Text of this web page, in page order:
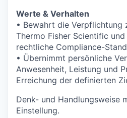
Werte & Verhalten
• Bewahrt die Verpflichtung
Thermo Fisher Scientific
rechtliche Compliance-
• Übernimmt persönliche
Anwesenheit, Leistung und
Erreichung der definierten
Denk- und Handlungsweise
Einstellung.